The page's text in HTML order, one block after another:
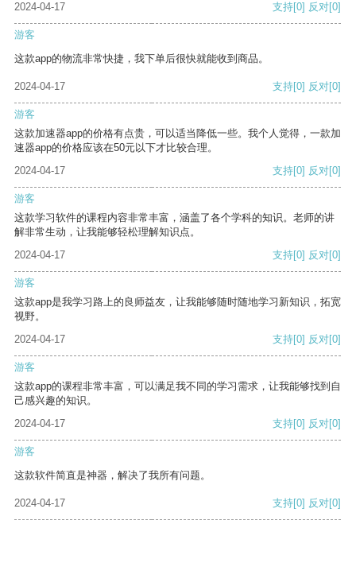
2024-04-17
支持[0] 反对[0]
游客
这款app的物流非常快捷，我下单后很快就能收到商品。
2024-04-17 支持[0] 反对[0]
游客
这款加速器app的价格有点贵，可以适当降低一些。我个人觉得，一款加
速器app的价格应该在50元以下才比较合理。
2024-04-17
支持[0] 反对[0]
游客
这款学习软件的课程内容非常丰富，涵盖了各个学科的知识。老师的讲
解非常生动，让我能够轻松理解知识点。
2024-04-17
支持[0] 反对[0]
游客
这款app是我学习路上的良师益友，让我能够随时随地学习新知识，拓宽
视野。
2024-04-17
支持[0] 反对[0]
游客
这款app的课程非常丰富，可以满足我不同的学习需求，让我能够找到自
己感兴趣的知识。
2024-04-17
支持[0] 反对[0]
游客
这款软件简直是神器，解决了我所有问题。
2024-04-17 支持[0] 反对[0]